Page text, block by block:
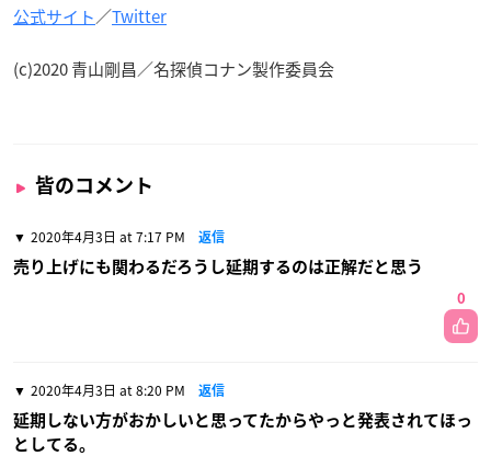
公式サイト／Twitter
(c)2020 青山剛昌／名探偵コナン製作委員会
皆のコメント
2020年4月3日 at 7:17 PM 返信
売り上げにも関わるだろうし延期するのは正解だと思う
0
2020年4月3日 at 8:20 PM 返信
延期しない方がおかしいと思ってたからやっと発表されてほっ
としてる。